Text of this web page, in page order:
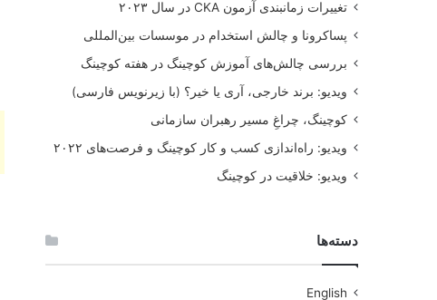
تغییرات زمانبندی آزمون CKA در سال ۲۰۲۳
پساکرونا و چالش استخدام در موسسات بین‌المللی
بررسی چالش‌های آموزش کوچینگ در هفته کوچینگ
ویدیو: برند خارجی، آری یا خیر؟ (با زیرنویس فارسی)
کوچینگ، چراغِ مسیر رهبران سازمانی
ویدیو: راه‌اندازی کسب و کار کوچینگ و فرصت‌های ۲۰۲۲
ویدیو: خلاقیت در کوچینگ
دسته‌ها
English